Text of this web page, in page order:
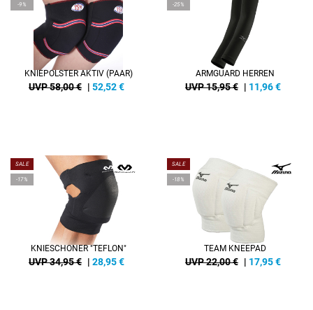
-9%
KNIEPOLSTER AKTIV (PAAR)
UVP 58,00 € | 52,52€
-25%
ARMGUARD HERREN
UVP 15,95 € | 11,96€
SALE
-17%
KNIESCHONER "TEFLON"
UVP 34,95 € | 28,95€
SALE
-18%
TEAM KNEEPAD
UVP 22,00 € | 17,95€